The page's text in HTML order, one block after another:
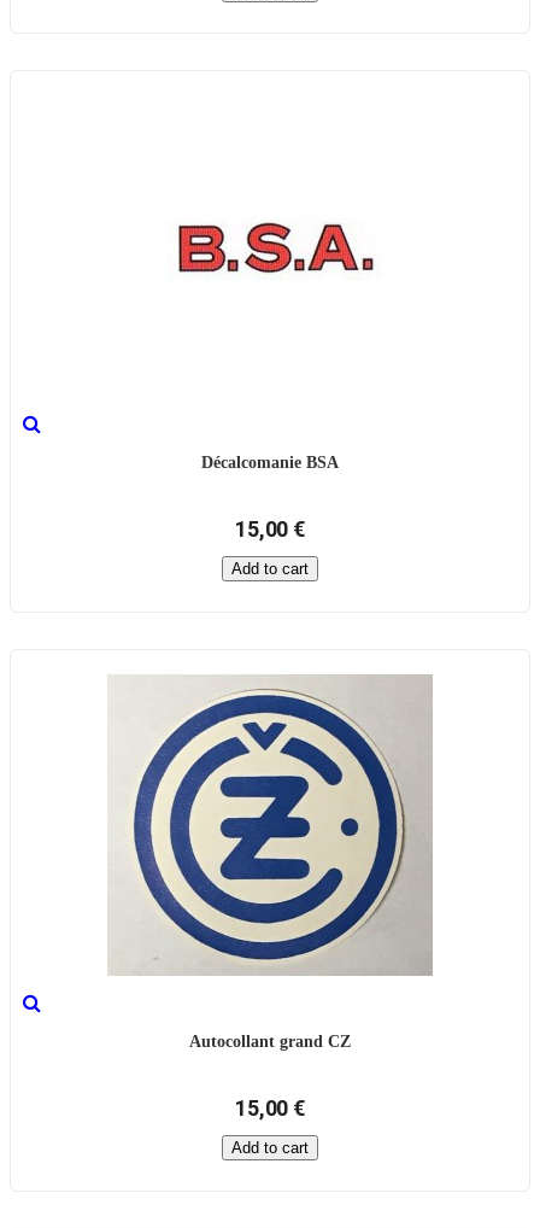
Décalcomanie BSA
15,00 €
Add to cart
Autocollant grand CZ
15,00 €
Add to cart